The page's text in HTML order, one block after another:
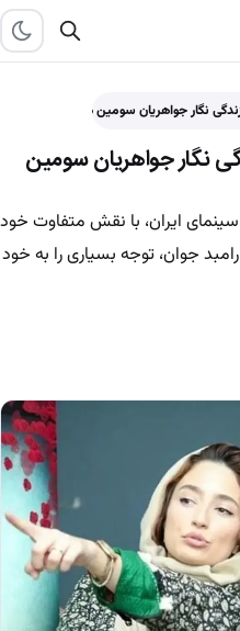
نگار جواهریان سومین همسر رامبد…
نگار جواهریان سومین
ایران، با نقش متفاوت خود
جوان، توجه بسیاری را به خود